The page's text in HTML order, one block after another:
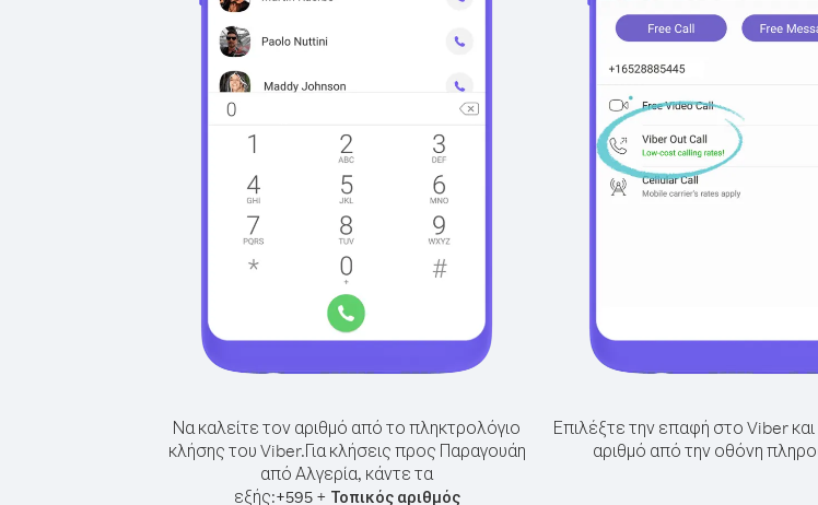
Να καλείτε τον αριθμό από το πληκτρολόγιο
κλήσης του Viber.Για κλήσεις προς Παραγουάη
από Αλγερία, κάντε τα
εξής:+595+ Τοπικός αριθμός
Επιλέξτε την επαφή στο Viber
αριθμό από την οθόνη